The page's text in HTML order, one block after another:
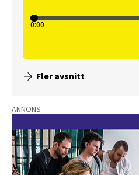
Fler avsnitt
ANNONS